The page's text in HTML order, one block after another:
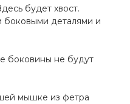
будет хвост.
боковыми деталями и
боковины не будут
мышке из фетра